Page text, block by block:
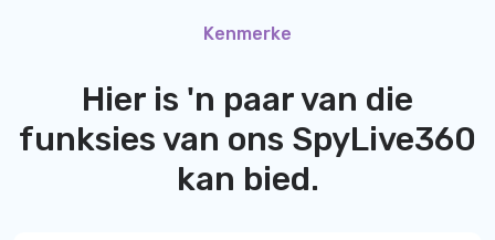
Kenmerke
Hier is 'n paar van die
funksies van ons SpyLive360
kan bied.